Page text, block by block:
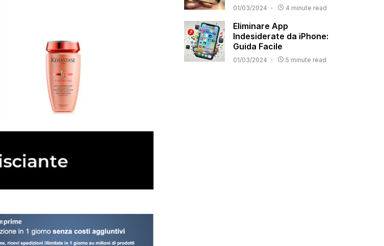
01/03/2024 4 minute read
Eliminare App
Indesiderate da iPhone:
Guida Facile
01/03/2024 5 minute read